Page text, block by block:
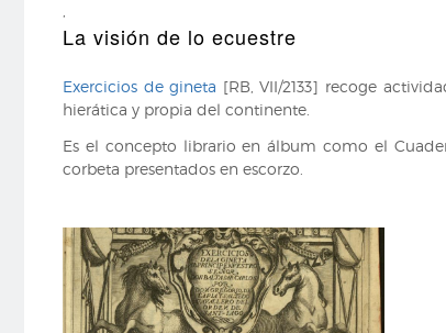
,
La visión de lo ecuestre
Exercicios de gineta [RB, VII/2133] recoge
hierática y propia del continente.
Es el concepto librario en álbum como el
corbeta presentados en escorzo.